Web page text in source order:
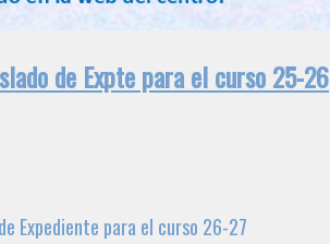
de Expte para el curso 25-26
Expediente para el curso 26-27